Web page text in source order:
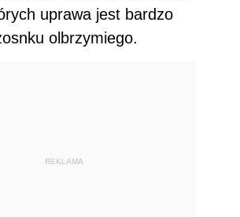
uprawa jest bardzo
olbrzymiego.
REKLAMA